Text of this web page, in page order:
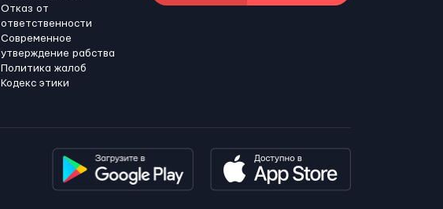
Отказ от
ответственности
Современное
утверждение рабства
Политика жалоб
Кодекс этики